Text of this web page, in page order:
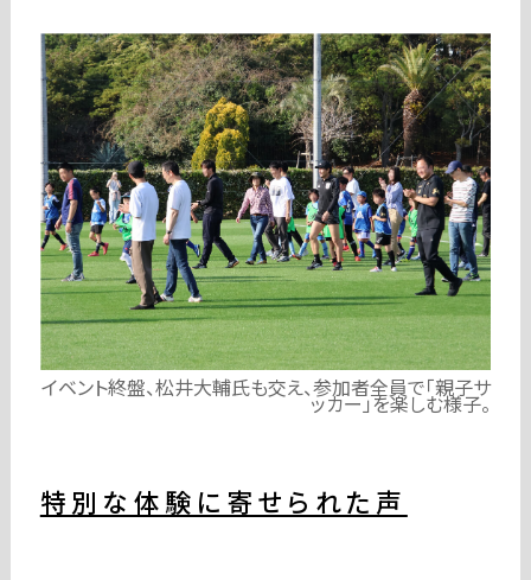
イベント終盤、松井大輔氏も交え、参加者全員で「親子サ
ッカー」を楽しむ様子。
特別な体験に寄せられた声